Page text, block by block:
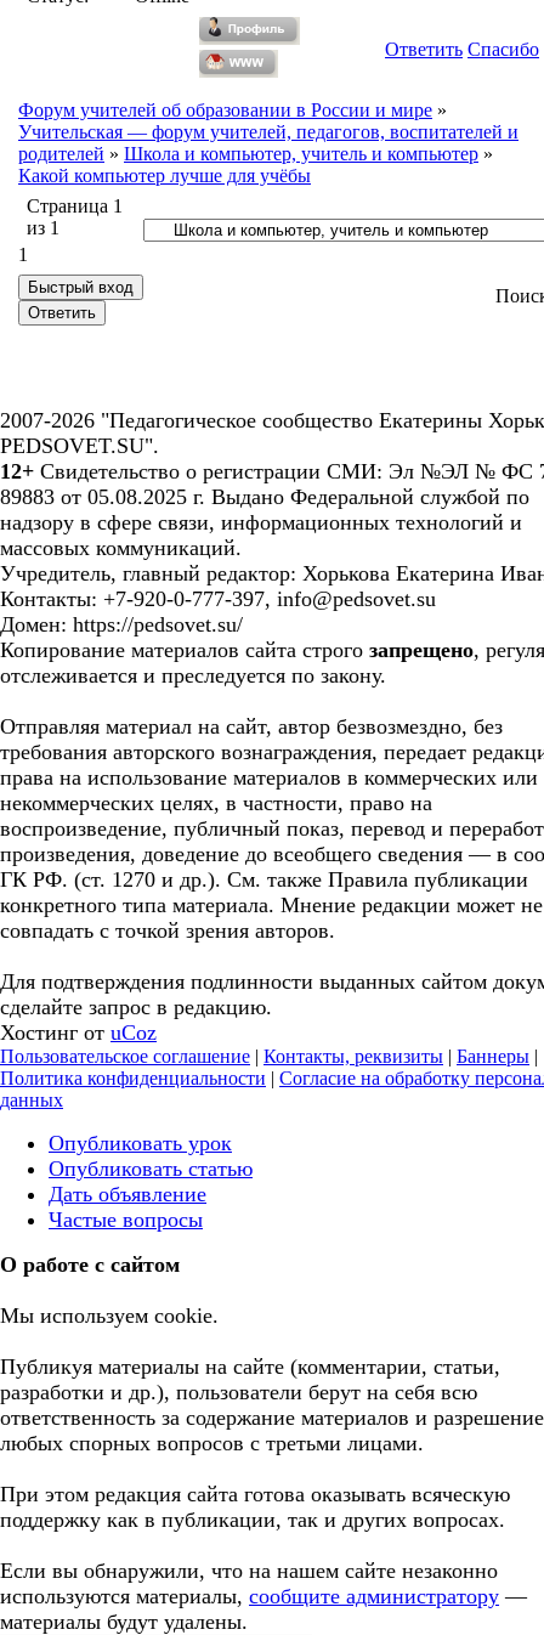
Ответить Спасибо
Форум учителей об образовании в России и мире »
Учительская — форум учителей, педагогов, воспитателей и
родителей » Школа и компьютер, учитель и компьютер »
Какой компьютер лучше для учёбы
Страница 1
из 1
1
2007-2026 "Педагогическое сообщество Екатерины
PEDSOVET.SU".
12+ Свидетельство о регистрации СМИ: Эл №ЭЛ № ФС
89883 от 05.08.2025 г. Выдано Федеральной службой по
надзору в сфере связи, информационных технологий и
массовых коммуникаций.
Учредитель, главный редактор: Хорькова Екатерина
Контакты: +7-920-0-777-397, info@pedsovet.su
Домен: https://pedsovet.su/
Копирование материалов сайта строго запрещено,
отслеживается и преследуется по закону.
Отправляя материал на сайт, автор безвозмездно, без
требования авторского вознаграждения, передает
права на использование материалов в коммерческих или
некоммерческих целях, в частности, право на
воспроизведение, публичный показ, перевод и
произведения, доведение до всеобщего сведения — в
ГК РФ. (ст. 1270 и др.). См. также Правила публикации
конкретного типа материала. Мнение редакции может не
совпадать с точкой зрения авторов.
Для подтверждения подлинности выданных сайтом
сделайте запрос в редакцию.
Хостинг от uCoz
Пользовательское соглашение | Контакты, реквизиты | Баннеры |
Политика конфиденциальности | Согласие на обработку
данных
Опубликовать урок
Опубликовать статью
Дать объявление
Частые вопросы
О работе с сайтом
Мы используем cookie.
Публикуя материалы на сайте (комментарии, статьи,
разработки и др.), пользователи берут на себя всю
ответственность за содержание материалов и разрешение
любых спорных вопросов с третьми лицами.
При этом редакция сайта готова оказывать всяческую
поддержку как в публикации, так и других вопросах.
Если вы обнаружили, что на нашем сайте незаконно
используются материалы, сообщите администратору —
материалы будут удалены.